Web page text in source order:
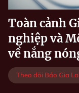
Toàn cảnh
nghiệp và
về nắng
Theo dõi Báo Gia